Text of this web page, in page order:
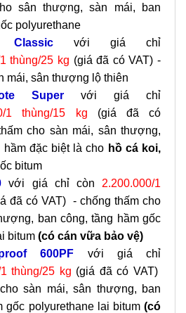
sân thượng, sàn mái, ban
polyurethane
Classic với giá chỉ
thùng/25 kg (giá đã có VAT) -
mái, sân thượng lộ thiên
Super với giá chỉ
1 thùng/15 kg (giá đã có
cho sàn mái, sân thượng,
hầm đặc biệt là cho hồ cá koi,
bitum
với giá chỉ còn 2.200.000/1
đã có VAT) - chống thấm cho
ban công, tầng hầm gốc
bitum (có cán vữa bảo vệ)
600PF với giá chỉ
thùng/25 kg (giá đã có VAT)
sàn mái, sân thượng, ban
gốc polyurethane lai bitum (có